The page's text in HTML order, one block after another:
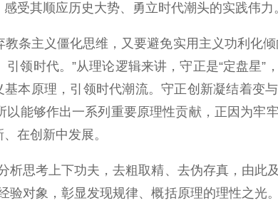
受其顺应历史大势、勇立时代潮头的实践伟力
主义僵化思维，又要避免实用主义功利化倾
领时代。”从理论逻辑来讲，守正是“定盘星”
本原理，引领时代潮流。守正创新凝结着变
能够作出一系列重要原理性贡献，正因为牢
在创新中发展。
思考上下功夫，去粗取精、去伪存真，由此
对象，彰显发现规律、概括原理的理性之光